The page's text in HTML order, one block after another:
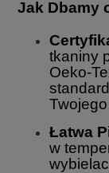
Jak Dbamy
tkaniny
Oeko-
Łatwa
w